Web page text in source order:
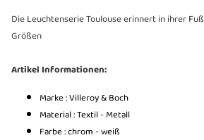
Die Leuchtenserie Toulouse erinnert in ihrer
Größen
Artikel Informationen:
Marke : Villeroy & Boch
Material : Textil - Metall
Farbe : chrom - weiß